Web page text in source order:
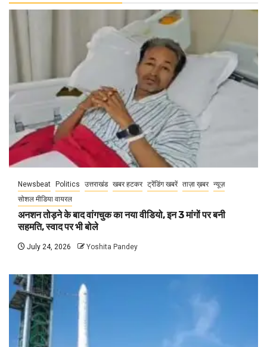
Newsbeat Politics उत्तराखंड खबर हटकर ट्रेंडिंग खबरें ताज़ा ख़बर न्यूज़
सोशल मीडिया वायरल
अनशन तोड़ने के बाद वांगचुक का नया वीडियो, इन 3 मांगों पर बनी
सहमति, स्वाद पर भी बोले
July 24, 2026 Yoshita Pandey